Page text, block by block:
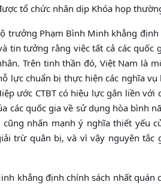
tổ chức nhân dịp Khóa họp
trưởng Phạm Bình Minh khẳng
tin tưởng rằng việc tất cả các
Trên tinh thần đó, Việt Nam là
lực chuẩn bị thực hiện các nghĩa
ước CTBT có hiệu lực gắn liền
các quốc gia về sử dụng hòa bình
nhấn mạnh ý nghĩa thiết yếu
trừ quân bị, và vì vậy nguyên tắc
khẳng định chính sách nhất